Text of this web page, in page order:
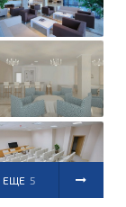
ЕЩЕ 5